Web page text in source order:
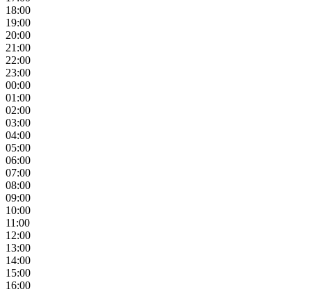
18:00
19:00
20:00
21:00
22:00
23:00
00:00
01:00
02:00
03:00
04:00
05:00
06:00
07:00
08:00
09:00
10:00
11:00
12:00
13:00
14:00
15:00
16:00